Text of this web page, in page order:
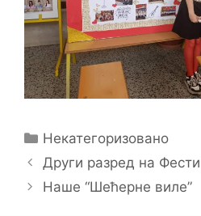
Categories
Некатегоризовано
Други разред на
Наше “Шећерне виле”